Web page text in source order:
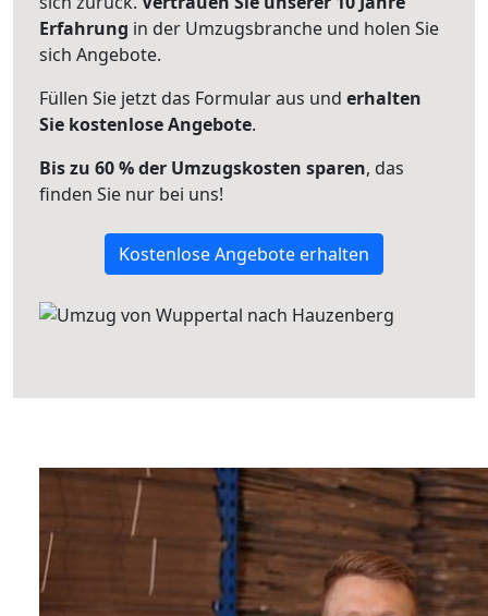
Erfahrung in der Umzugsbranche und holen Sie
sich Angebote.
Füllen Sie jetzt das Formular aus und erhalten
Sie kostenlose Angebote.
Bis zu 60 % der Umzugskosten sparen, das
finden Sie nur bei uns!
Kostenlose Angebote erhalten